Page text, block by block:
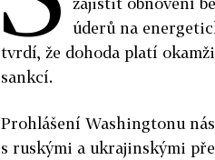
úderů na
tvrdí, že dohoda platí
sankcí.
Prohlášení Washingtonu
s ruskými a ukrajinskými